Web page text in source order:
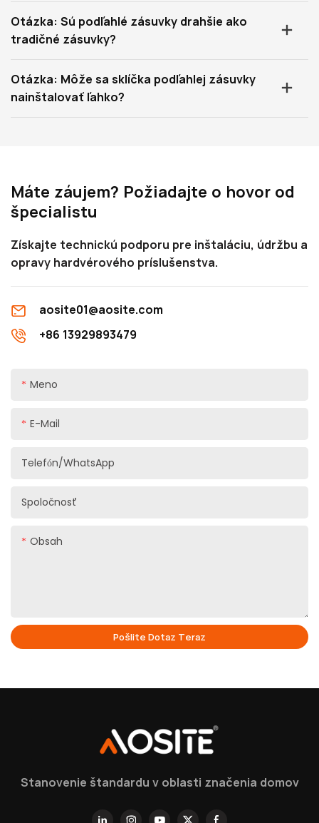
Otázka: Sú podľahlé zásuvky drahšie ako
tradičné zásuvky?
Otázka: Môže sa sklíčka podľahlej zásuvky
nainštalovať ľahko?
Máte záujem? Požiadajte o hovor od
špecialistu
Získajte technickú podporu pre inštaláciu, údržbu a
opravy hardvérového príslušenstva.
aosite01@aosite.com
+86 13929893479
Meno
E-Mail
Telefón/WhatsApp
Spoločnosť
Obsah
Pošlite Dotaz Teraz
Stanovenie štandardu v oblasti značenia domov